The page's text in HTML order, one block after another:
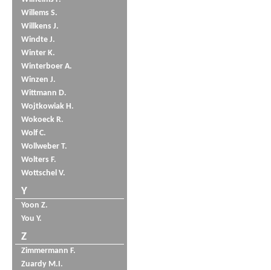
Willems S.
Willkens J.
Windte J.
Winter K.
Winterboer A.
Winzen J.
Wittmann D.
Wojtkowiak H.
Wokoeck R.
Wolf C.
Wollweber T.
Wolters F.
Wottschel V.
Y
Yoon Z.
You Y.
Z
Zimmermann F.
Zuardy M.I.